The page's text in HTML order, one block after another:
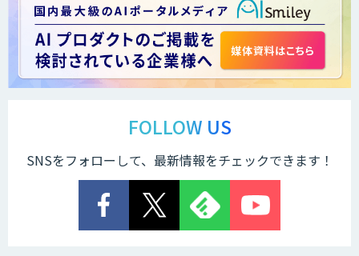
Docify（ドシファイ）
Cogent AI Cabinet
FOLLOW US
SNSをフォローして、最新情報をチェックできます！